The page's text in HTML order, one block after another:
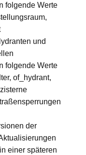
folgende Werte
und
folgende Werte
of_hydrant,
der
einer späteren